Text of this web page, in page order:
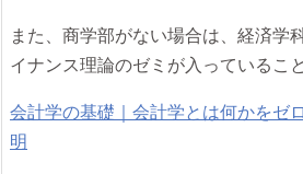
また、商学部がない場合は、経済学
イナンス理論のゼミが入っているこ
会計学の基礎｜会計学とは何かをゼ
明